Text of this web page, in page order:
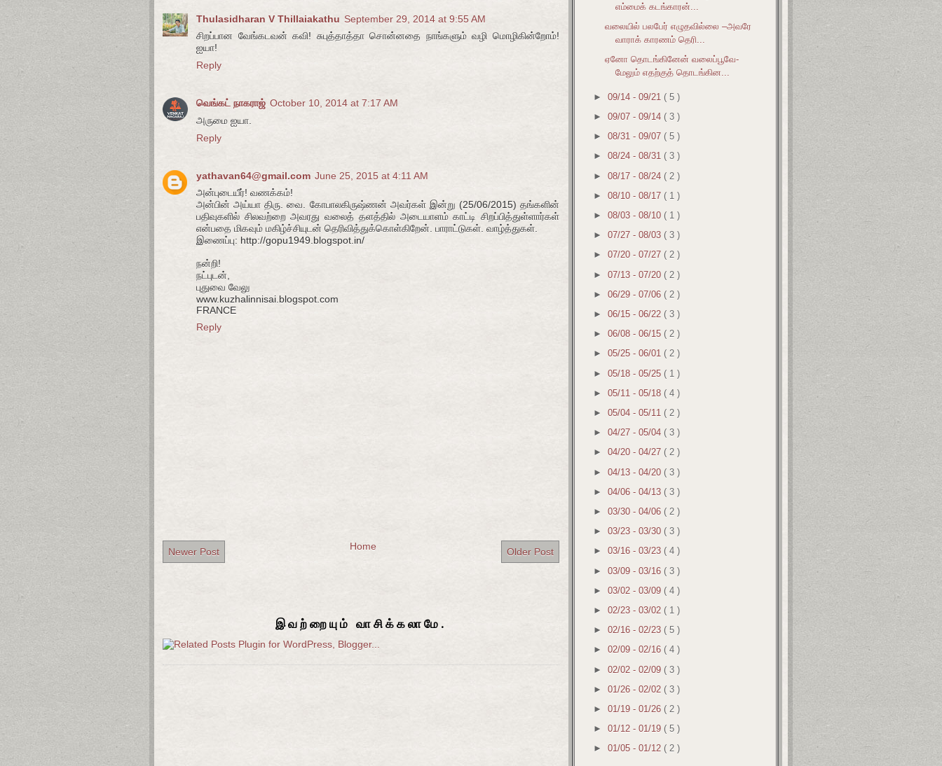
Thulasidharan V Thillaiakathu September 29, 2014 at 9:55 AM
சிறப்பான வேங்கடவன் கவி! சுபுத்தாத்தா சொன்னதை நாங்களும் வழி மொழிகின்றோம்!
ஐயா!
Reply
வெங்கட் நாகராஜ் October 10, 2014 at 7:17 AM
அருமை ஐயா.
Reply
yathavan64@gmail.com June 25, 2015 at 4:11 AM
அன்புடையீர்! வணக்கம்!
அன்பின் அய்யா திரு. வை. கோபாலகிருஷ்ணன் அவர்கள் இன்று (25/06/2015) தங்களின்
பதிவுகளில் சிலவற்றை அவரது வலைத் தளத்தில் அடையாளம் காட்டி சிறப்பித்துள்ளார்கள்
என்பதை மிகவும் மகிழ்ச்சியுடன் தெரிவித்துக்கொள்கிறேன். பாராட்டுகள். வாழ்த்துகள்.
இணைப்பு: http://gopu1949.blogspot.in/
நன்றி!
நட்புடன்,
புதுவை வேலு
www.kuzhalinnisai.blogspot.com
FRANCE
Reply
Newer Post Older Post
Home
இவற்றையும் வாசிக்கலாமே.
எம்மைக் கடங்காரன்...
வலையில் பலபேர் எழுதவில்லை –அவரே
வாராக் காரணம் தெரி...
ஏனோ தொடங்கினேன் வலைப்பூவே-
மேலும் எதற்குத் தொடங்கின...
►09/14 - 09/21 ( 5 )
►09/07 - 09/14 ( 3 )
►08/31 - 09/07 ( 5 )
►08/24 - 08/31 ( 3 )
►08/17 - 08/24 ( 2 )
►08/10 - 08/17 ( 1 )
►08/03 - 08/10 ( 1 )
►07/27 - 08/03 ( 3 )
►07/20 - 07/27 ( 2 )
►07/13 - 07/20 ( 2 )
►06/29 - 07/06 ( 2 )
►06/15 - 06/22 ( 3 )
►06/08 - 06/15 ( 2 )
►05/25 - 06/01 ( 2 )
►05/18 - 05/25 ( 1 )
►05/11 - 05/18 ( 4 )
►05/04 - 05/11 ( 2 )
►04/27 - 05/04 ( 3 )
►04/20 - 04/27 ( 2 )
►04/13 - 04/20 ( 3 )
►04/06 - 04/13 ( 3 )
►03/30 - 04/06 ( 2 )
►03/23 - 03/30 ( 3 )
►03/16 - 03/23 ( 4 )
►03/09 - 03/16 ( 3 )
►03/02 - 03/09 ( 4 )
►02/23 - 03/02 ( 1 )
►02/16 - 02/23 ( 5 )
►02/09 - 02/16 ( 4 )
►02/02 - 02/09 ( 3 )
►01/26 - 02/02 ( 3 )
►01/19 - 01/26 ( 2 )
►01/12 - 01/19 ( 5 )
►01/05 - 01/12 ( 2 )